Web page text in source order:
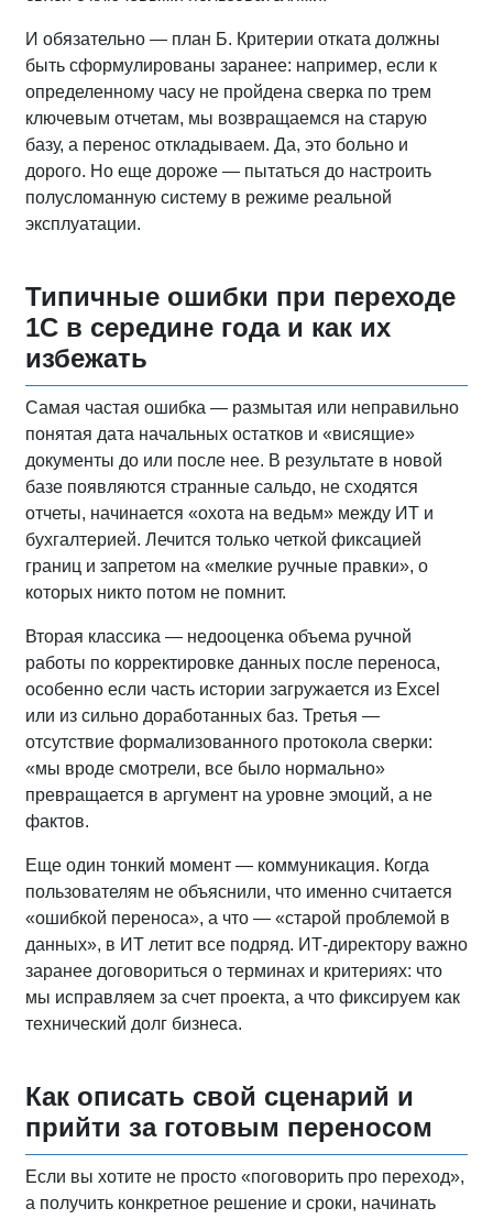
И обязательно — план Б. Критерии отката должны
быть сформулированы заранее: например, если к
определенному часу не пройдена сверка по трем
ключевым отчетам, мы возвращаемся на старую
базу, а перенос откладываем. Да, это больно и
дорого. Но еще дороже — пытаться до настроить
полусломанную систему в режиме реальной
эксплуатации.
Типичные ошибки при переходе
1С в середине года и как их
избежать
Самая частая ошибка — размытая или неправильно
понятая дата начальных остатков и «висящие»
документы до или после нее. В результате в новой
базе появляются странные сальдо, не сходятся
отчеты, начинается «охота на ведьм» между ИТ и
бухгалтерией. Лечится только четкой фиксацией
границ и запретом на «мелкие ручные правки», о
которых никто потом не помнит.
Вторая классика — недооценка объема ручной
работы по корректировке данных после переноса,
особенно если часть истории загружается из Excel
или из сильно доработанных баз. Третья —
отсутствие формализованного протокола сверки:
«мы вроде смотрели, все было нормально»
превращается в аргумент на уровне эмоций, а не
фактов.
Еще один тонкий момент — коммуникация. Когда
пользователям не объяснили, что именно считается
«ошибкой переноса», а что — «старой проблемой в
данных», в ИТ летит все подряд. ИТ‑директору важно
заранее договориться о терминах и критериях: что
мы исправляем за счет проекта, а что фиксируем как
технический долг бизнеса.
Как описать свой сценарий и
прийти за готовым переносом
Если вы хотите не просто «поговорить про переход»,
а получить конкретное решение и сроки, начинать